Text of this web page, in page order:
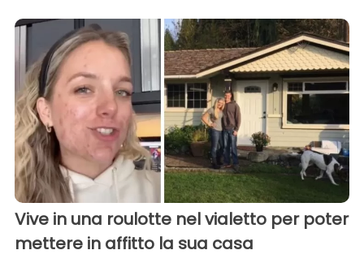
Vive in una roulotte nel vialetto per poter
mettere in affitto la sua casa